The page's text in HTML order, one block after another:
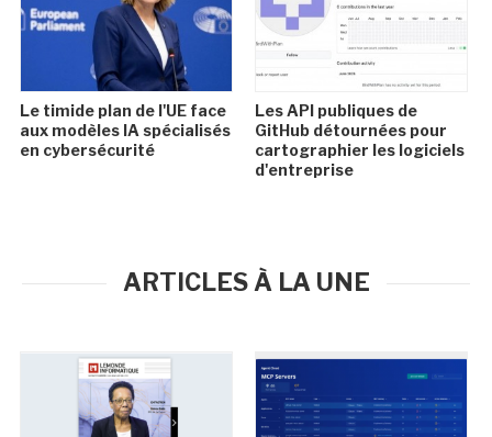
Le timide plan de l'UE face
aux modèles IA spécialisés
en cybersécurité
Les API publiques de
GitHub détournées pour
cartographier les logiciels
d'entreprise
ARTICLES À LA UNE